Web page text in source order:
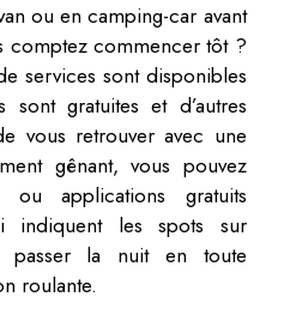
ou en camping-car avant
comptez commencer tôt ?
services sont disponibles
sont gratuites et d’autres
vous retrouver avec une
gênant, vous pouvez
ou applications gratuits
indiquent les spots sur
passer la nuit en toute
roulante.